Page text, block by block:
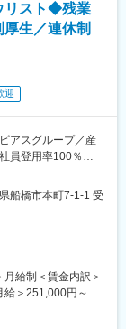
スト生産の立ち合
員の方も含む）
社員です○
化、150年以上の
顆粒・ゼリー・飴
らく服薬ゼリー」
リスト◆残業
生／連休制
迎
アスグループ／産
員登用率100％／
や眉メイクのアド
います
船橋市本町7-1-1 受
給制＜賃金内訳＞
給＞251,000円～